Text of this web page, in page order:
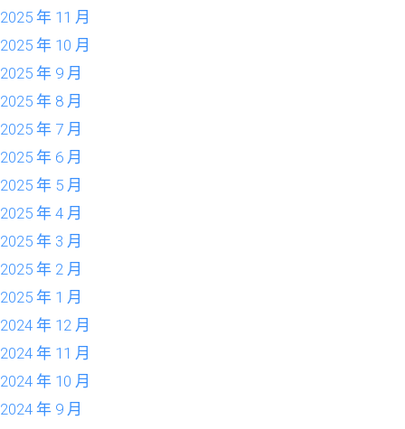
2025 年 11 月
2025 年 10 月
2025 年 9 月
2025 年 8 月
2025 年 7 月
2025 年 6 月
2025 年 5 月
2025 年 4 月
2025 年 3 月
2025 年 2 月
2025 年 1 月
2024 年 12 月
2024 年 11 月
2024 年 10 月
2024 年 9 月